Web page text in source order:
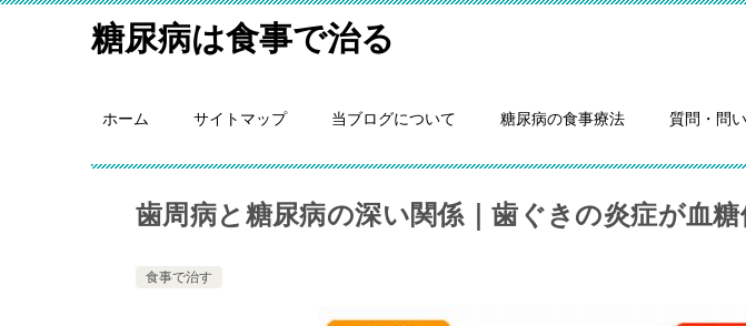
糖尿病は食事で治る
ホーム サイトマップ 当ブログについて 糖尿病の食事療法 質問・問
歯周病と糖尿病の深い関係｜歯ぐきの炎症が血
食事で治す